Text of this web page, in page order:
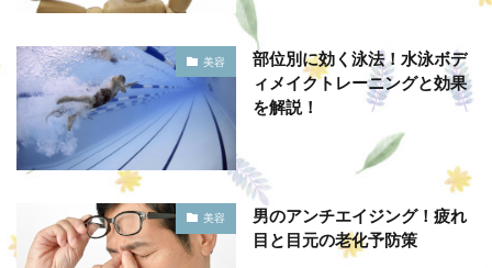
美容
部位別に効く泳法！水泳ボデ
ィメイクトレーニングと効果
を解説！
美容
男のアンチエイジング！疲れ
目と目元の老化予防策